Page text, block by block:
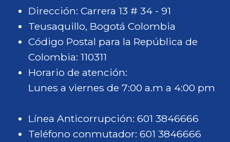
Dirección: Carrera 13 # 34 - 91
Teusaquillo, Bogotá Colombia
Código Postal para la República de
Colombia: 110311
Horario de atención:
Lunes a viernes de 7:00 a.m a 4:00 pm
Línea Anticorrupción: 601 3846666
Teléfono conmutador: 601 3846666